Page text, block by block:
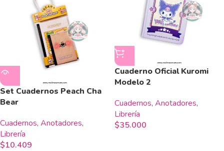
Set Cuadernos Peach Cha
Bear
Cuadernos, Anotadores,
Librería
$10.409
Cuaderno Oficial Kuromi
Modelo 2
Cuadernos, Anotadores,
Librería
$35.000